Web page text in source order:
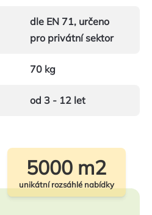
dle EN 71, určeno
pro privátní sektor
70 kg
od 3 - 12 let
5000 m2
unikátní rozsáhlé nabídky